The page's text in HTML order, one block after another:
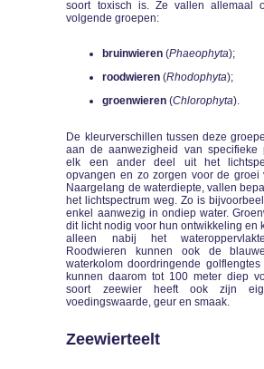
soort toxisch is. Ze vallen allemaal
volgende groepen:
bruinwieren (Phaeophyta);
roodwieren (Rhodophyta);
groenwieren (Chlorophyta).
De kleurverschillen tussen deze
aan de aanwezigheid van specifieke
elk een ander deel uit het
opvangen en zo zorgen voor de groei
Naargelang de waterdiepte, vallen
het lichtspectrum weg. Zo is
enkel aanwezig in ondiep water.
dit licht nodig voor hun ontwikkeling en
alleen nabij het
Roodwieren kunnen ook de
waterkolom doordringende
kunnen daarom tot 100 meter diep
soort zeewier heeft ook zijn
voedingswaarde, geur en smaak.
Zeewierteelt